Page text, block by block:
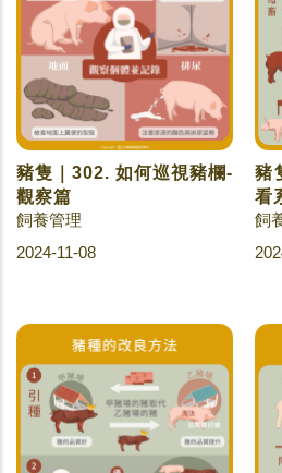
豬隻｜302. 如何巡視豬欄-
觀察篇
飼養管理
2024-11-08
豬
看
飼